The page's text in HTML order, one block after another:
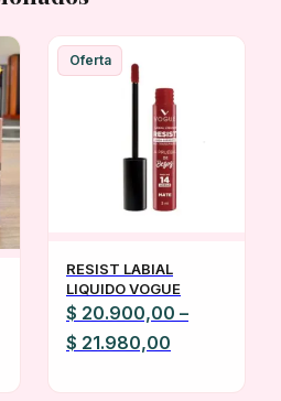
Oferta
RESIST LABIAL
LIQUIDO VOGUE
$ 20.900,00 –
$ 21.980,00